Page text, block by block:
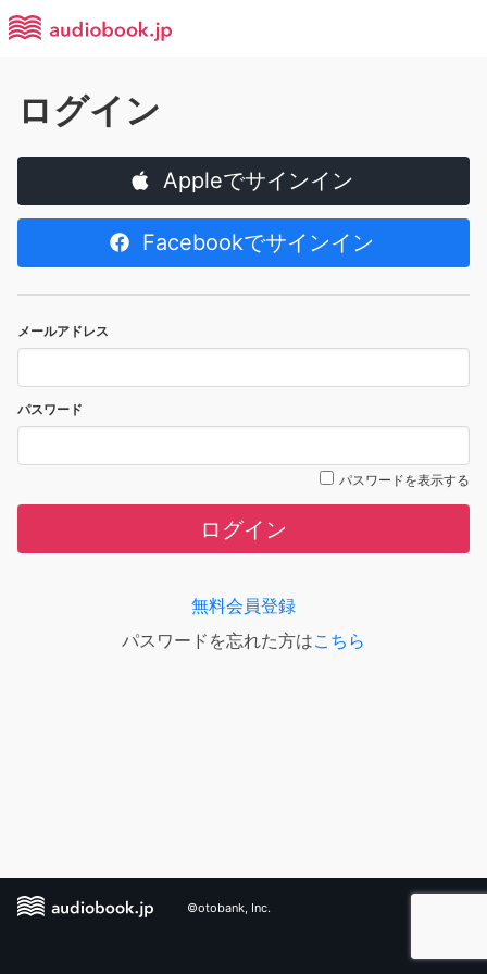
ログイン
Appleでサインイン
Facebookでサインイン
メールアドレス
パスワード
パスワードを表示する
ログイン
無料会員登録
パスワードを忘れた方はこちら
©otobank, Inc.